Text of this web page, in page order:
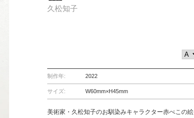
久松知子
制作年: 2022
サイズ: W60mm×H45mm
美術家・久松知子のお馴染みキャラクター赤べこの絵